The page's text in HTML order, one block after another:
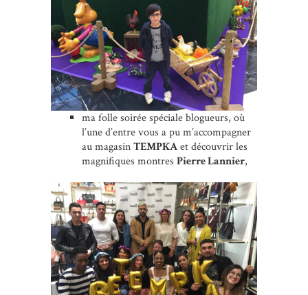
ma folle soirée spéciale blogueurs, où
l’une d’entre vous a pu m’accompagner
au magasinTEMPKAet découvrir les
magnifiques montres Pierre Lannier,